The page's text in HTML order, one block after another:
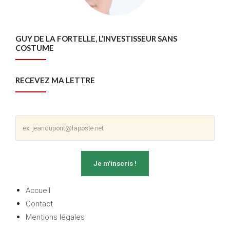
GUY DE LA FORTELLE, L’INVESTISSEUR SANS
COSTUME
RECEVEZ MA LETTRE
Accueil
Contact
Mentions légales